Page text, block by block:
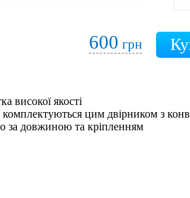
600 грн
високої якості
комплектуються цим двірником з
за довжиною та кріпленням